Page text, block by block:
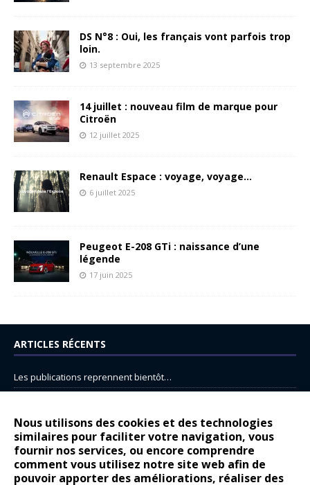
Nous utilisons des cookies et des technologies
similaires pour faciliter votre navigation, vous
fournir nos services, ou encore comprendre
comment vous utilisez notre site web afin de
pouvoir apporter des améliorations, réaliser des
DS N°8 : Oui, les français vont parfois trop
loin.
13 septembre 2025
14 juillet : nouveau film de marque pour
Citroën
12 juillet 2025
Renault Espace : voyage, voyage…
6 juillet 2025
Peugeot E-208 GTi : naissance d’une
légende
17 juin 2025
ARTICLES RÉCENTS
Les publications reprennent bientôt…
14 juillet : nouveau film de marque pour Citroën
Renault Espace : voyage, voyage…
Peugeot E-208 GTi : naissance d’une légende